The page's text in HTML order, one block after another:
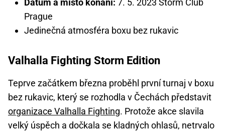
Prague
Jedinečná atmosféra boxu bez rukavic
Valhalla Fighting Storm Edition
Teprve začátkem března proběhl první turnaj v boxu
bez rukavic, který se rozhodla v Čechách představit
organizace Valhalla Fighting. Protože akce slavila
velký úspěch a dočkala se kladných ohlasů, netrvalo